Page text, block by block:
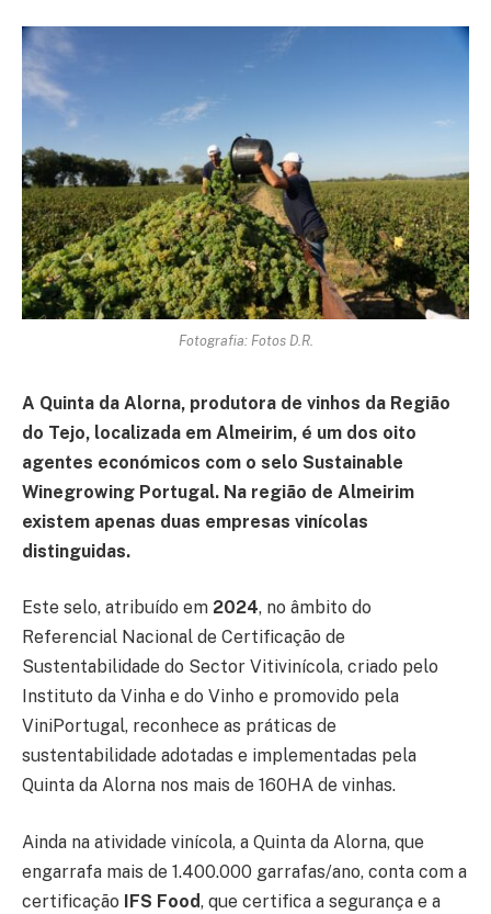
Fotografia: Fotos D.R.
A Quinta da Alorna, produtora de vinhos da Região
do Tejo, localizada em Almeirim, é um dos oito
agentes económicos com o selo Sustainable
Winegrowing Portugal. Na região de Almeirim
existem apenas duas empresas vinícolas
distinguidas.
Este selo, atribuído em 2024, no âmbito do
Referencial Nacional de Certificação de
Sustentabilidade do Sector Vitivinícola, criado pelo
Instituto da Vinha e do Vinho e promovido pela
ViniPortugal, reconhece as práticas de
sustentabilidade adotadas e implementadas pela
Quinta da Alorna nos mais de 160HA de vinhas.
Ainda na atividade vinícola, a Quinta da Alorna, que
engarrafa mais de 1.400.000 garrafas/ano, conta com a
certificação IFS Food, que certifica a segurança e a